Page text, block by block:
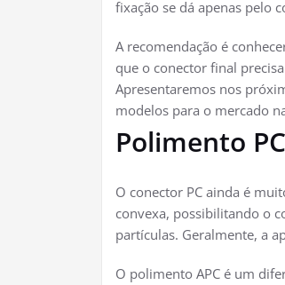
fixação se dá apenas pelo
A recomendação é
que o conector final
Apresentaremos nos
modelos para o mercado
Polimento
O conector PC ainda é
convexa, possibilitando o
partículas. Geralmente, a
O polimento APC é um